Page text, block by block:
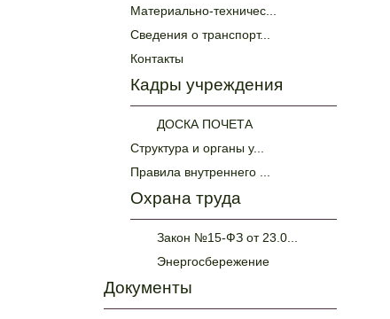
Материально-техничес...
Сведения о транспорт...
Контакты
Кадры учреждения
ДОСКА ПОЧЕТА
Структура и органы у...
Правила внутреннего ...
Охрана труда
Закон №15-ФЗ от 23.0...
Энергосбережение
Документы